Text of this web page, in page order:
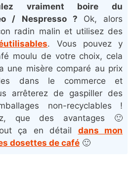
vraiment boire du
/ Nespresso ? Ok, alors
radin malin et utilisez des
. Vous pouvez y
moulu de votre choix, cela
une misère comparé au prix
dans le commerce et
arrêterez de gaspiller des
non-recyclables !
que des avantages 🙂
ça en détail dans mon
dosettes de café 🙂